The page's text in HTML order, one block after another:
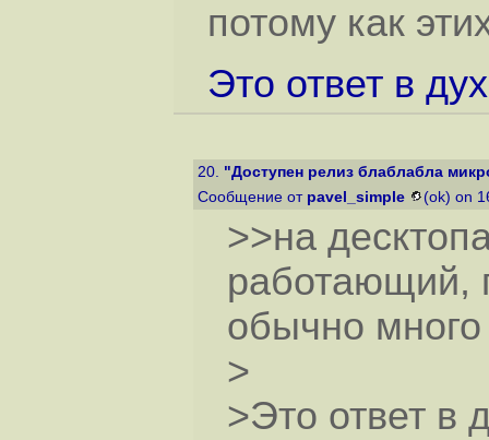
потому как
Это ответ в
20. "Доступен релиз блаблабла
Сообщение от pavel_simple (ok) on
>>на
работающий,
обычно много
>
>Это ответ в